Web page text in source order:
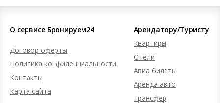
О сервисе Бронируем24
Договор оферты
Политика конфиденциальности
Контакты
Карта сайта
Арендатору/Туристу
Квартиры
Отели
Авиа билеты
Аренда авто
Трансфер